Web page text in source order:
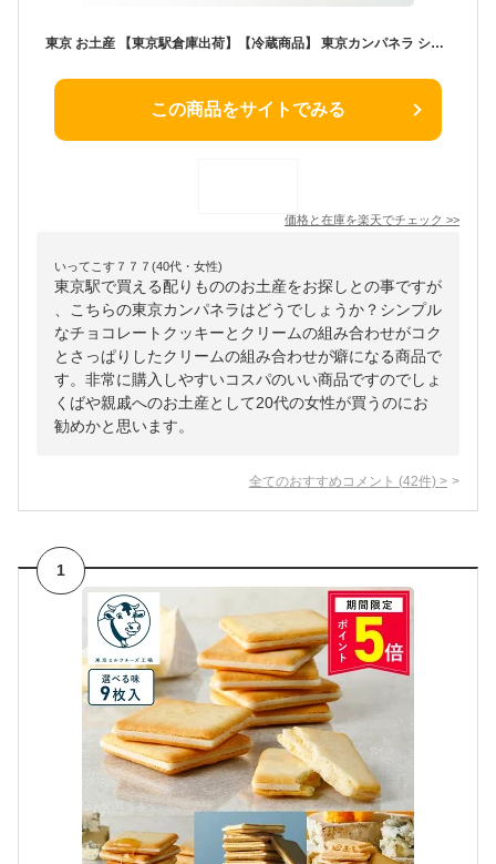
東京 お土産 【東京駅倉庫出荷】【冷蔵商品】 東京カンパネラ ショコラ 10個入 土産 東京みやげ 東京土産 お菓子 スイーツ ラングドシャ チョコクッキー お中元 御中元 お歳暮 御歳暮 ホワイトデー 内祝い お取り寄せ ギフト プレゼント のし不可
この商品をサイトでみる
価格と在庫を楽天でチェック >>
いってこす７７７(40代・女性)
東京駅で買える配りもののお土産をお探しとの事ですが
、こちらの東京カンパネラはどうでしょうか？シンプル
なチョコレートクッキーとクリームの組み合わせがコク
とさっぱりしたクリームの組み合わせが癖になる商品で
す。非常に購入しやすいコスパのいい商品ですのでしょ
くばや親戚へのお土産として20代の女性が買うのにお
勧めかと思います。
全てのおすすめコメント (42件) >
1